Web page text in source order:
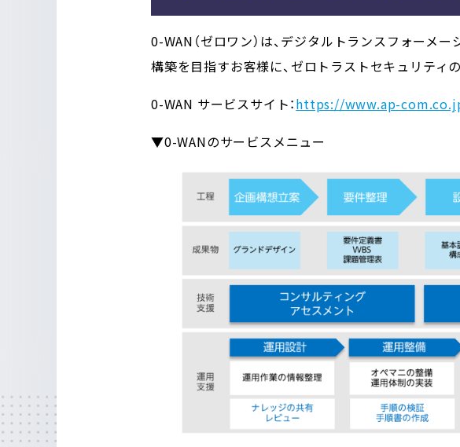
0-WAN（ゼロワン）は、デジタルトランスフォーメ
構築を目指すお客様に、ゼロトラストセキュリティ
0-WAN サービスサイト：https://www.ap-
▼0-WANのサービスメニュー